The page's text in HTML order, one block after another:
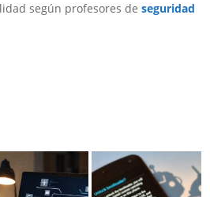
según profesores de seguridad